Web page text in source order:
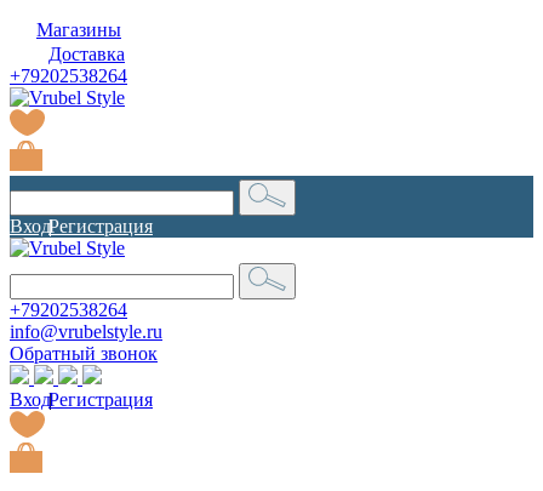
Магазины
Доставка
+79202538264
Вход|
Регистрация
+79202538264
info@vrubelstyle.ru
Обратный звонок
Вход|
Регистрация